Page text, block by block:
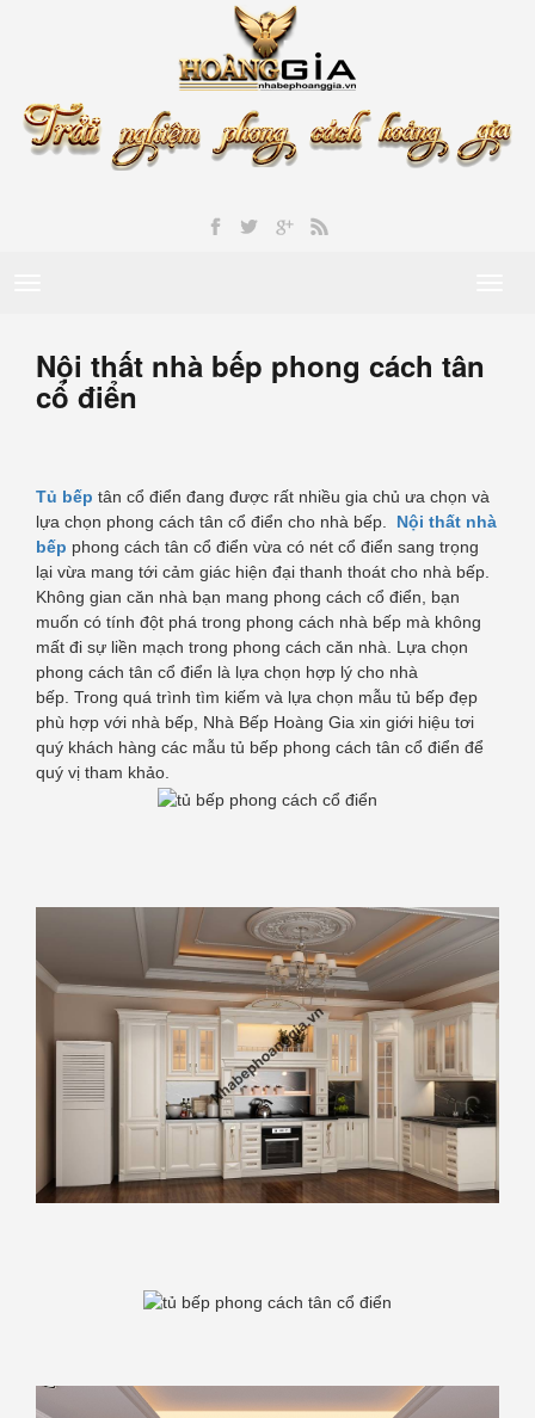
Nội thất nhà bếp phong cách tân
cổ điển
Tủ bếp tân cổ điển đang được rất nhiều gia chủ ưa chọn và
lựa chọn phong cách tân cổ điển cho nhà bếp. Nội thất nhà
bếp phong cách tân cổ điển vừa có nét cổ điển sang trọng
lại vừa mang tới cảm giác hiện đại thanh thoát cho nhà bếp.
Không gian căn nhà bạn mang phong cách cổ điển, bạn
muốn có tính đột phá trong phong cách nhà bếp mà không
mất đi sự liền mạch trong phong cách căn nhà. Lựa chọn
phong cách tân cổ điển là lựa chọn hợp lý cho nhà
bếp. Trong quá trình tìm kiếm và lựa chọn mẫu tủ bếp đẹp
phù hợp với nhà bếp, Nhà Bếp Hoàng Gia xin giới hiệu tơi
quý khách hàng các mẫu tủ bếp phong cách tân cổ điển để
quý vị tham khảo.